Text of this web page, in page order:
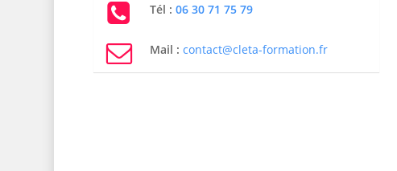
Tél : 06 30 71 75 79
Mail : contact@cleta-formation.fr